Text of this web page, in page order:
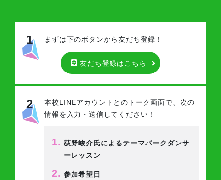
1 まずは下のボタンから友だち登録！
友だち登録はこちら
2 本校LINEアカウントとのトーク画面で、 次の
情報を入力・送信してください！
1. 荻野峻介氏によるテーマパークダンサ
ーレッスン
2. 参加希望日